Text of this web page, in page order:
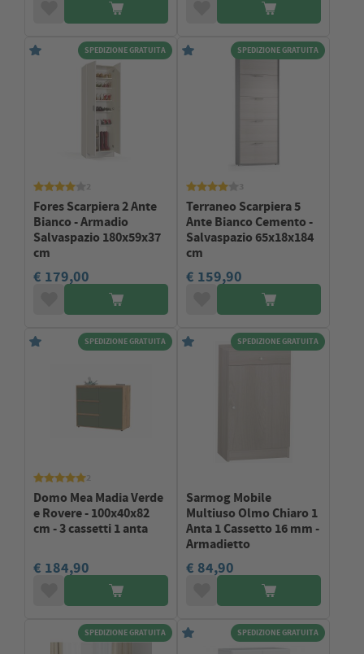
SPEDIZIONE GRATUITA
Fores Scarpiera 2 Ante
Bianco - Armadio
Salvaspazio 180x59x37
cm
€ 179,00
SPEDIZIONE GRATUITA
Terraneo Scarpiera 5
Ante Bianco Cemento -
Salvaspazio 65x18x184
cm
€ 159,90
SPEDIZIONE GRATUITA
Domo Mea Madia Verde
e Rovere - 100x40x82
cm - 3 cassetti 1 anta
€ 184,90
SPEDIZIONE GRATUITA
Sarmog Mobile
Multiuso Olmo Chiaro 1
Anta 1 Cassetto 16 mm -
Armadietto
€ 84,90
SPEDIZIONE GRATUITA SPEDIZIONE GRATUITA